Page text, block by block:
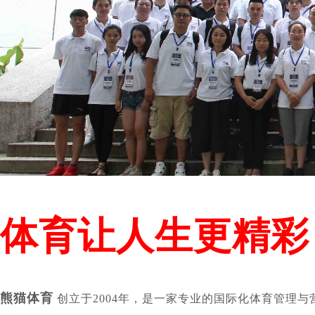
体育让人生更精彩
熊猫体育 创立于2004年，是一家专业的国际化体育管理